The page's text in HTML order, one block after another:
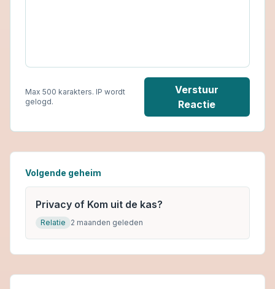
Max 500 karakters. IP wordt
gelogd.
Verstuur
Reactie
Volgende geheim
Privacy of Kom uit de kas?
Relatie 2 maanden geleden